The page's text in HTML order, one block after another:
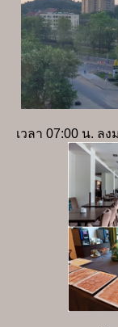
เวลา 07:00 น. ล